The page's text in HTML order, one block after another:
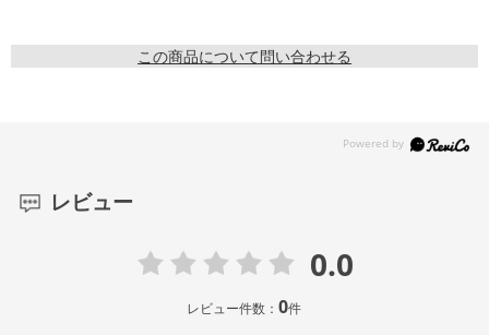
この商品について問い合わせる
レビュー
0.0
レビュー件数：0件